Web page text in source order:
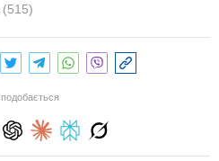
(515)